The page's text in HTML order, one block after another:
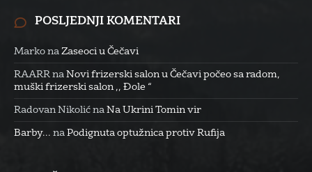
POSLJEDNJI KOMENTARI
Marko na Zaseoci u Čečavi
RAARR na Novi frizerski salon u Čečavi počeo sa radom,
muški frizerski salon ,, Đole “
Radovan Nikolić na Na Ukrini Tomin vir
Barby... na Podignuta optužnica protiv Rufija